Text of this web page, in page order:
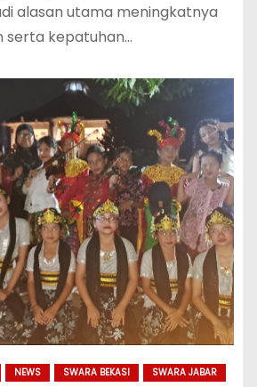
alasan utama meningkatnya
serta kepatuhan…
NEWS SWARA BEKASI SWARA JABAR